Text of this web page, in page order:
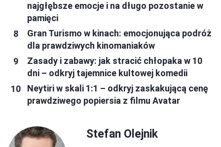
najgłębsze emocje i na długo pozostanie w
pamięci
Gran Turismo w kinach: emocjonująca podróż
dla prawdziwych kinomaniaków
Zasady i zabawy: jak stracić chłopaka w 10
dni – odkryj tajemnice kultowej komedii
Neytiri w skali 1:1 – odkryj zaskakującą cenę
prawdziwego popiersia z filmu Avatar
Stefan Olejnik